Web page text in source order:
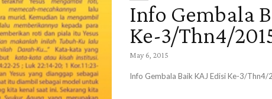
Info Gembala
Ke-3/Thn4/
May 6, 2015
Info Gembala Baik KAJ Edisi Ke-3/Thn4/